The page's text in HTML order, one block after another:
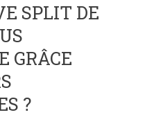
SPLIT DE
GRÂCE
?